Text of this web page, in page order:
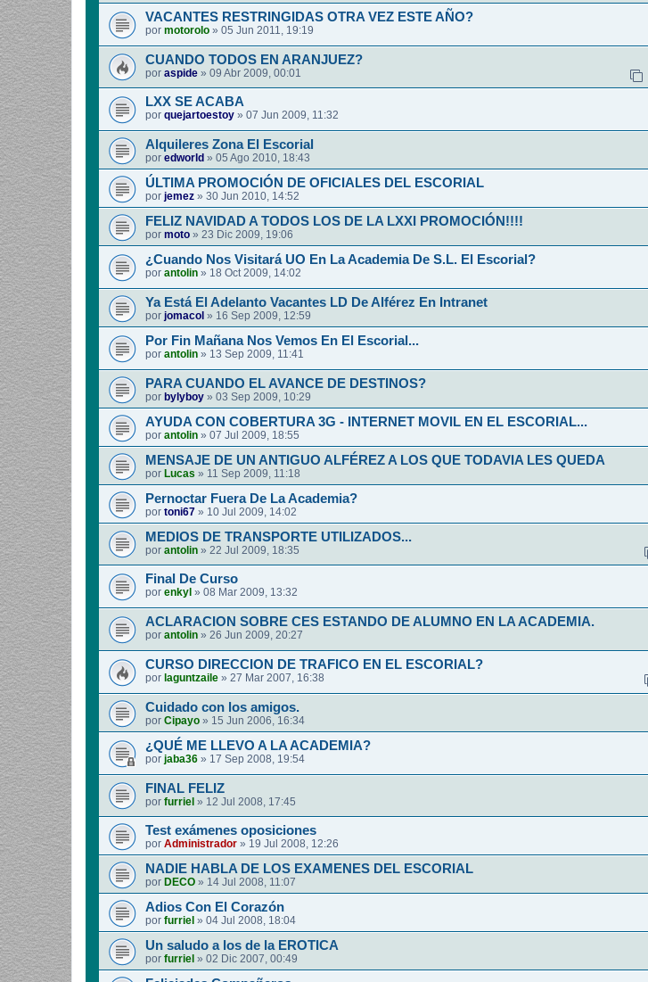
VACANTES RESTRINGIDAS OTRA VEZ ESTE AÑO?
por motorolo » 05 Jun 2011, 19:19
CUANDO TODOS EN ARANJUEZ?
por aspide » 09 Abr 2009, 00:01
LXX SE ACABA
por quejartoestoy » 07 Jun 2009, 11:32
Alquileres Zona El Escorial
por edworld » 05 Ago 2010, 18:43
ÚLTIMA PROMOCIÓN DE OFICIALES DEL ESCORIAL
por jemez » 30 Jun 2010, 14:52
FELIZ NAVIDAD A TODOS LOS DE LA LXXI PROMOCIÓN!!!!
por moto » 23 Dic 2009, 19:06
¿Cuando Nos Visitará UO En La Academia De S.L. El Escorial?
por antolin » 18 Oct 2009, 14:02
Ya Está El Adelanto Vacantes LD De Alférez En Intranet
por jomacol » 16 Sep 2009, 12:59
Por Fin Mañana Nos Vemos En El Escorial...
por antolin » 13 Sep 2009, 11:41
PARA CUANDO EL AVANCE DE DESTINOS?
por bylyboy » 03 Sep 2009, 10:29
AYUDA CON COBERTURA 3G - INTERNET MOVIL EN EL ESCORIAL...
por antolin » 07 Jul 2009, 18:55
MENSAJE DE UN ANTIGUO ALFÉREZ A LOS QUE TODAVIA LES QUEDA
por Lucas » 11 Sep 2009, 11:18
Pernoctar Fuera De La Academia?
por toni67 » 10 Jul 2009, 14:02
MEDIOS DE TRANSPORTE UTILIZADOS...
por antolin » 22 Jul 2009, 18:35
Final De Curso
por enkyl » 08 Mar 2009, 13:32
ACLARACION SOBRE CES ESTANDO DE ALUMNO EN LA ACADEMIA.
por antolin » 26 Jun 2009, 20:27
CURSO DIRECCION DE TRAFICO EN EL ESCORIAL?
por laguntzaile » 27 Mar 2007, 16:38
Cuidado con los amigos.
por Cipayo » 15 Jun 2006, 16:34
¿QUÉ ME LLEVO A LA ACADEMIA?
por jaba36 » 17 Sep 2008, 19:54
FINAL FELIZ
por furriel » 12 Jul 2008, 17:45
Test exámenes oposiciones
por Administrador » 19 Jul 2008, 12:26
NADIE HABLA DE LOS EXAMENES DEL ESCORIAL
por DECO » 14 Jul 2008, 11:07
Adios Con El Corazón
por furriel » 04 Jul 2008, 18:04
Un saludo a los de la EROTICA
por furriel » 02 Dic 2007, 00:49